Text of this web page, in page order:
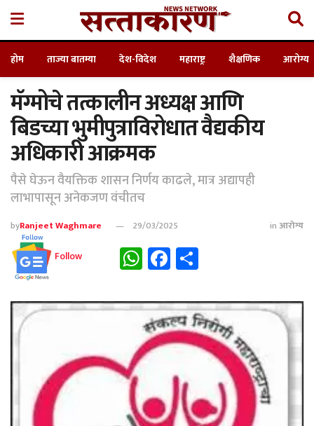
होम ताज्या बातम्या देश-विदेश महाराष्ट्र शैक्षणिक आरोग्य
मॅग्मोचे तत्कालीन अध्यक्ष आणि
बिडच्या भुमीपुत्राविरोधात वैद्यकीय
अधिकारी आक्रमक
पैसे घेऊन वैयक्तिक शासन निर्णय काढले, मात्र अद्यापही
लाभापासून अनेकजण वंचीतच
byRanjeet Waghmare 29/03/2025 in आरोग्य
Follow WhatsApp
Facebook